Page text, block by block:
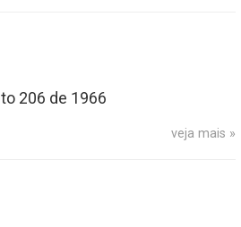
206 de 1966
veja mais